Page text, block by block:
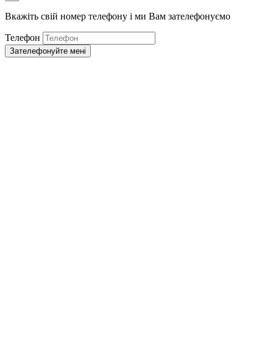
Вкажіть свій номер телефону і ми Вам зателефонуємо
Телефон
Зателефонуйте мені